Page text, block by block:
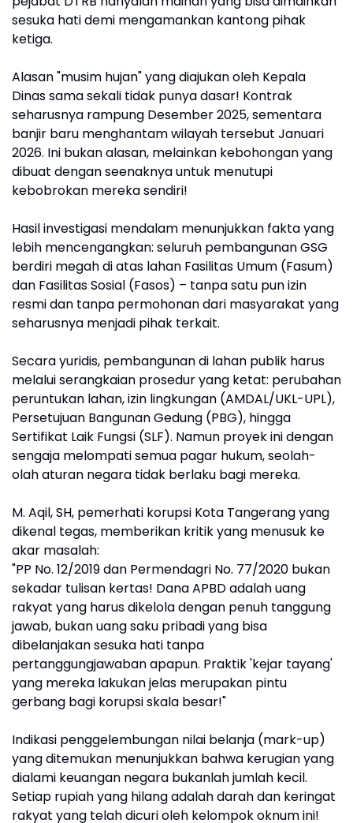
sesuka hati demi mengamankan kantong pihak
ketiga.
Alasan "musim hujan" yang diajukan oleh Kepala
Dinas sama sekali tidak punya dasar! Kontrak
seharusnya rampung Desember 2025, sementara
banjir baru menghantam wilayah tersebut Januari
2026. Ini bukan alasan, melainkan kebohongan yang
dibuat dengan seenaknya untuk menutupi
kebobrokan mereka sendiri!
Hasil investigasi mendalam menunjukkan fakta yang
lebih mencengangkan: seluruh pembangunan GSG
berdiri megah di atas lahan Fasilitas Umum (Fasum)
dan Fasilitas Sosial (Fasos) – tanpa satu pun izin
resmi dan tanpa permohonan dari masyarakat yang
seharusnya menjadi pihak terkait.
Secara yuridis, pembangunan di lahan publik harus
melalui serangkaian prosedur yang ketat: perubahan
peruntukan lahan, izin lingkungan (AMDAL/UKL-UPL),
Persetujuan Bangunan Gedung (PBG), hingga
Sertifikat Laik Fungsi (SLF). Namun proyek ini dengan
sengaja melompati semua pagar hukum, seolah-
olah aturan negara tidak berlaku bagi mereka.
M. Aqil, SH, pemerhati korupsi Kota Tangerang yang
dikenal tegas, memberikan kritik yang menusuk ke
akar masalah:
"PP No. 12/2019 dan Permendagri No. 77/2020 bukan
sekadar tulisan kertas! Dana APBD adalah uang
rakyat yang harus dikelola dengan penuh tanggung
jawab, bukan uang saku pribadi yang bisa
dibelanjakan sesuka hati tanpa
pertanggungjawaban apapun. Praktik 'kejar tayang'
yang mereka lakukan jelas merupakan pintu
gerbang bagi korupsi skala besar!"
Indikasi penggelembungan nilai belanja (mark-up)
yang ditemukan menunjukkan bahwa kerugian yang
dialami keuangan negara bukanlah jumlah kecil.
Setiap rupiah yang hilang adalah darah dan keringat
rakyat yang telah dicuri oleh kelompok oknum ini!